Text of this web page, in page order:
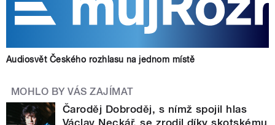
Audiosvět Českého rozhlasu na jednom místě
MOHLO BY VÁS ZAJÍMAT
Čaroděj Dobroděj, s nímž spojil hlas
Václav Neckář, se zrodil díky skotskému